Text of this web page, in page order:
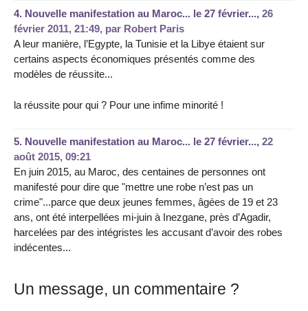
4. Nouvelle manifestation au Maroc... le 27 février..., 26
février 2011, 21:49, par Robert Paris
A leur manière, l’Egypte, la Tunisie et la Libye étaient sur
certains aspects économiques présentés comme des
modèles de réussite...
la réussite pour qui ? Pour une infime minorité !
5. Nouvelle manifestation au Maroc... le 27 février..., 22
août 2015, 09:21
En juin 2015, au Maroc, des centaines de personnes ont
manifesté pour dire que "mettre une robe n’est pas un
crime"...parce que deux jeunes femmes, âgées de 19 et 23
ans, ont été interpellées mi-juin à Inezgane, près d’Agadir,
harcelées par des intégristes les accusant d’avoir des robes
indécentes...
Un message, un commentaire ?